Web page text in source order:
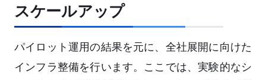
スケールアップ
パイロット運用の結果を元に、全社展開に向けた
インフラ整備を行います。ここでは、実験的なシ